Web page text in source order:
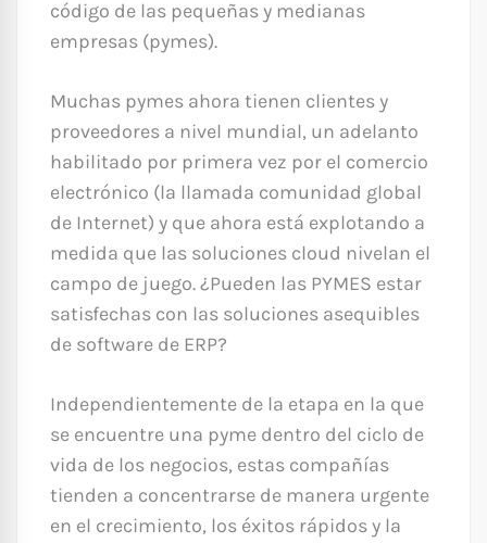
código de las pequeñas y medianas
empresas (pymes).
Muchas pymes ahora tienen clientes y
proveedores a nivel mundial, un adelanto
habilitado por primera vez por el comercio
electrónico (la llamada comunidad global
de Internet) y que ahora está explotando a
medida que las soluciones cloud nivelan el
campo de juego. ¿Pueden las PYMES estar
satisfechas con las soluciones asequibles
de software de ERP?
Independientemente de la etapa en la que
se encuentre una pyme dentro del ciclo de
vida de los negocios, estas compañías
tienden a concentrarse de manera urgente
en el crecimiento, los éxitos rápidos y la